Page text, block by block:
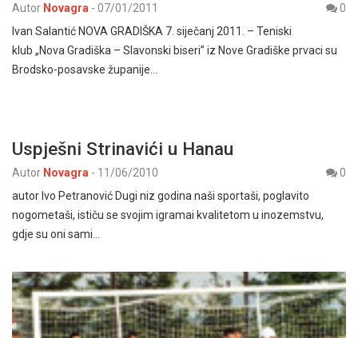
Autor Novagra - 07/01/2011
0
Ivan Salantić NOVA GRADIŠKA 7. siječanj 2011. – Teniski
klub „Nova Gradiška – Slavonski biseri” iz Nove Gradiške prvaci su
Brodsko-posavske županije…
Uspješni Strinavići u Hanau
Autor Novagra - 11/06/2010
0
autor Ivo Petranović Dugi niz godina naši sportaši, poglavito
nogometaši, ističu se svojim igramai kvalitetom u inozemstvu,
gdje su oni sami…